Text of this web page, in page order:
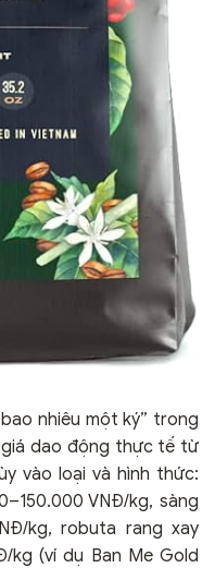
nhiêu một ký” trong
dao động thực tế từ
vào loại và hình thức:
VNĐ/kg, sàng
kg, robuta rang xay
kg (ví dụ Ban Me Gold